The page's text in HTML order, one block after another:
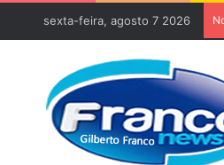
sexta-feira, agosto 7 2026